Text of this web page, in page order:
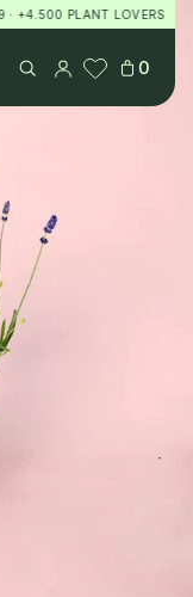
PLANT LOVERS
0